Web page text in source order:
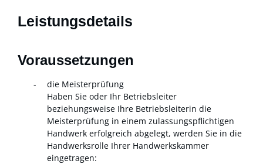
Leistungsdetails
Voraussetzungen
die Meisterprüfung
Haben Sie oder Ihr Betriebsleiter
beziehungsweise Ihre Betriebsleiterin die
Meisterprüfung in einem zulassungspflichtigen
Handwerk erfolgreich abgelegt, werden Sie in die
Handwerksrolle Ihrer Handwerkskammer
eingetragen: